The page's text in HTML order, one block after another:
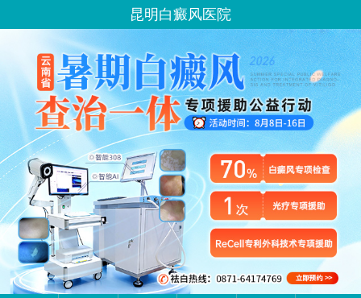
昆明白癜风医院